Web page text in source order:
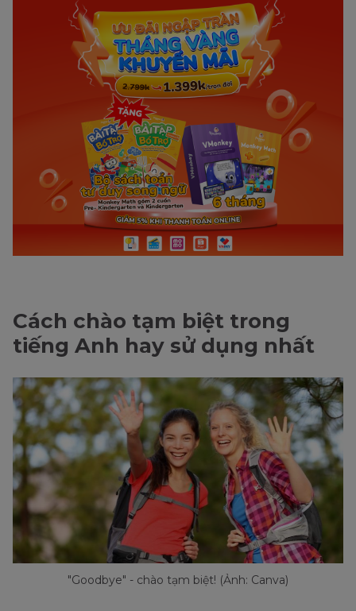
Cách chào tạm biệt trong
tiếng Anh hay sử dụng nhất
"Goodbye" - chào tạm biệt! (Ảnh: Canva)